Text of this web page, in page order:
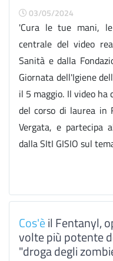
03/05/2024
'Cura le tue mani,
centrale del video
Sanità e dalla
Giornata dell'Igiene
il 5 maggio. Il video
del corso di laurea in
Vergata, e partecipa
dalla SItI GISIO sul
Cos'èil Fentanyl,
volte più potente
"droga degli